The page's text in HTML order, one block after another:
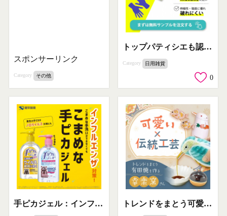
スポンサーリンク
Category その他
トップパティシエも認める最強品質ニトリルグローブ体験
Category 日用雑貨
0
手ピカジェル：インフルエンザ・ノロウイルス対策 トレンドをまとう可愛い有田焼 幸楽窯